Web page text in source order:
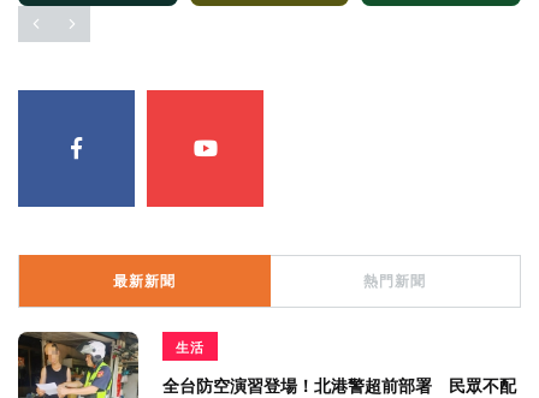
最新新聞 熱門新聞
生活
全台防空演習登場！北港警超前部署 民眾不配